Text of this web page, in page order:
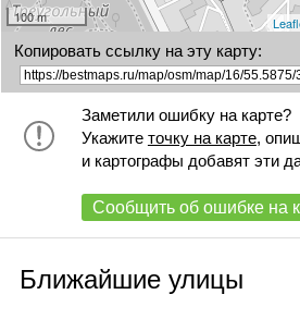
100 m
Копировать ссылку на эту карту:
Заметили ошибку на карте?
Укажите точку на карте,
и картографы добавят эти
Сообщить об ошибке на
Ближайшие улицы